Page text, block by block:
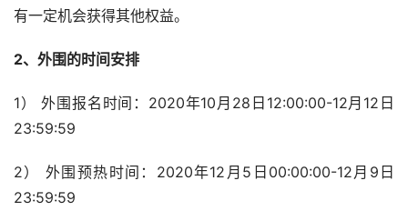
有一定机会获得其他权益。
2、外围的时间安排
1） 外围报名时间：2020年10月28日12:00:00-12月12日
23:59:59
2） 外围预热时间：2020年12月5日00:00:00-12月9日
23:59:59